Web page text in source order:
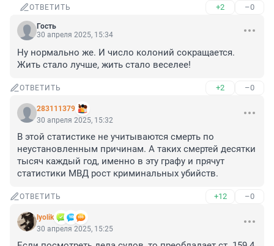
ОТВЕТИТЬ +2 –0
Гость
30 апреля 2025, 15:34
Ну нормально же. И число колоний сокращается.
Жить стало лучше, жить стало веселее!
ОТВЕТИТЬ +2 –0
283111379
30 апреля 2025, 15:32
В этой статистике не учитываются смерть по
неустановленным причинам. А таких смертей десятки
тысяч каждый год, именно в эту графу и прячут
статистики МВД рост криминальных убийств.
ОТВЕТИТЬ +12 –0
lyolik
30 апреля 2025, 15:25